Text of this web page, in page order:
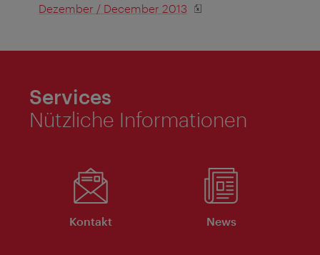
Dezember / December 2013
Services
Nützliche Informationen
Kontakt News